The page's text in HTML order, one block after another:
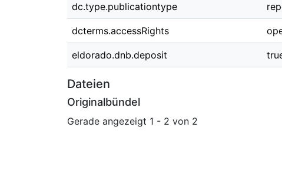
dc.type.publicationtype
dcterms.accessRights
eldorado.dnb.deposit
Dateien
Originalbündel
Gerade angezeigt 1 - 2 von 2